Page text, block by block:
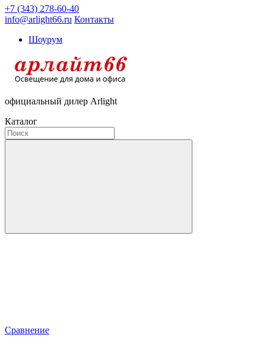
+7 (343) 278-60-40
info@arlight66.ru Контакты
Шоурум
официальный дилер Arlight
Каталог
Сравнение